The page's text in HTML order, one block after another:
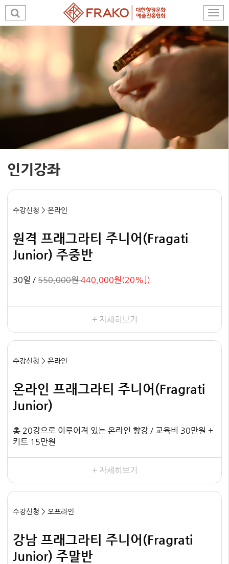
인기강좌
수강신청 > 온라인
원격 프래그라티 주니어(Fragati
Junior) 주중반
30일 / 550,000원440,000원(20%↓)
+ 자세히보기
수강신청 > 온라인
온라인 프래그라티 주니어(Fragrati
Junior)
총 20강으로 이루어져 있는 온라인 향강 / 교육비 30만원 +
키트 15만원
+ 자세히보기
수강신청 > 오프라인
강남 프래그라티 주니어(Fragrati
Junior) 주말반